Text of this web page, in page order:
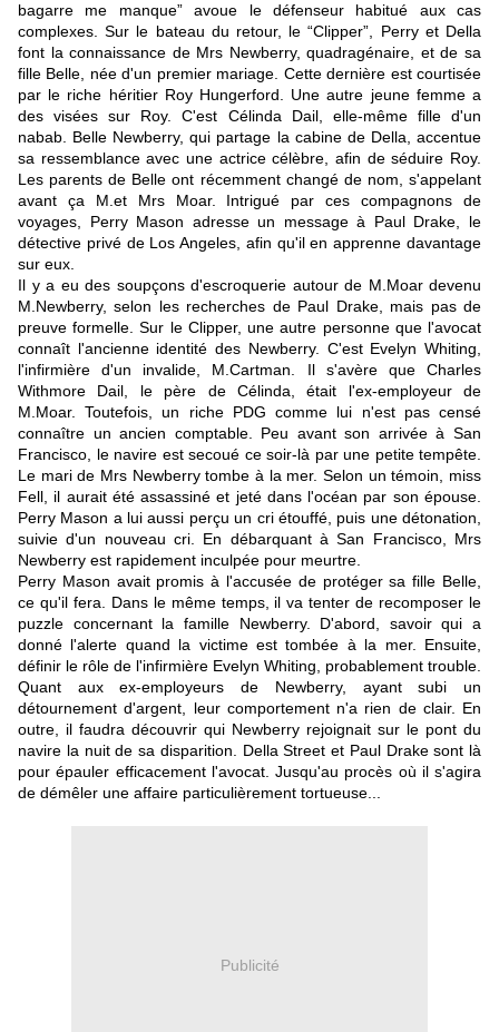
bagarre me manque” avoue le défenseur habitué aux cas
complexes. Sur le bateau du retour, le “Clipper”, Perry et Della
font la connaissance de Mrs Newberry, quadragénaire, et de sa
fille Belle, née d'un premier mariage. Cette dernière est courtisée
par le riche héritier Roy Hungerford. Une autre jeune femme a
des visées sur Roy. C'est Célinda Dail, elle-même fille d'un
nabab. Belle Newberry, qui partage la cabine de Della, accentue
sa ressemblance avec une actrice célèbre, afin de séduire Roy.
Les parents de Belle ont récemment changé de nom, s'appelant
avant ça M.et Mrs Moar. Intrigué par ces compagnons de
voyages, Perry Mason adresse un message à Paul Drake, le
détective privé de Los Angeles, afin qu'il en apprenne davantage
sur eux.
Il y a eu des soupçons d'escroquerie autour de M.Moar devenu
M.Newberry, selon les recherches de Paul Drake, mais pas de
preuve formelle. Sur le Clipper, une autre personne que l'avocat
connaît l'ancienne identité des Newberry. C'est Evelyn Whiting,
l'infirmière d'un invalide, M.Cartman. Il s'avère que Charles
Withmore Dail, le père de Célinda, était l'ex-employeur de
M.Moar. Toutefois, un riche PDG comme lui n'est pas censé
connaître un ancien comptable. Peu avant son arrivée à San
Francisco, le navire est secoué ce soir-là par une petite tempête.
Le mari de Mrs Newberry tombe à la mer. Selon un témoin, miss
Fell, il aurait été assassiné et jeté dans l'océan par son épouse.
Perry Mason a lui aussi perçu un cri étouffé, puis une détonation,
suivie d'un nouveau cri. En débarquant à San Francisco, Mrs
Newberry est rapidement inculpée pour meurtre.
Perry Mason avait promis à l'accusée de protéger sa fille Belle,
ce qu'il fera. Dans le même temps, il va tenter de recomposer le
puzzle concernant la famille Newberry. D'abord, savoir qui a
donné l'alerte quand la victime est tombée à la mer. Ensuite,
définir le rôle de l'infirmière Evelyn Whiting, probablement trouble.
Quant aux ex-employeurs de Newberry, ayant subi un
détournement d'argent, leur comportement n'a rien de clair. En
outre, il faudra découvrir qui Newberry rejoignait sur le pont du
navire la nuit de sa disparition. Della Street et Paul Drake sont là
pour épauler efficacement l'avocat. Jusqu'au procès où il s'agira
de démêler une affaire particulièrement tortueuse...
Publicité